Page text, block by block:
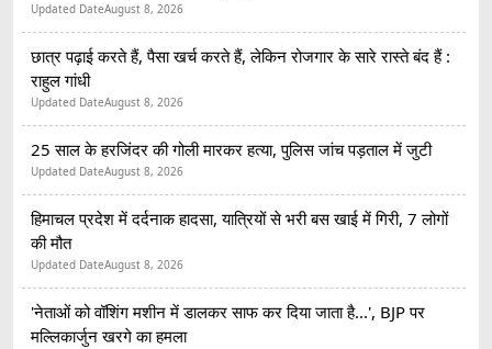
Updated DateAugust 8, 2026
छात्र पढ़ाई करते हैं, पैसा खर्च करते हैं, लेकिन रोजगार के सारे रास्ते बंद हैं :
राहुल गांधी
Updated DateAugust 8, 2026
25 साल के हरजिंदर की गोली मारकर हत्या, पुलिस जांच पड़ताल में जुटी
Updated DateAugust 8, 2026
हिमाचल प्रदेश में दर्दनाक हादसा, यात्रियों से भरी बस खाई में गिरी, 7 लोगों
की मौत
Updated DateAugust 8, 2026
'नेताओं को वॉशिंग मशीन में डालकर साफ कर दिया जाता है...', BJP पर
मल्लिकार्जुन खरगे का हमला